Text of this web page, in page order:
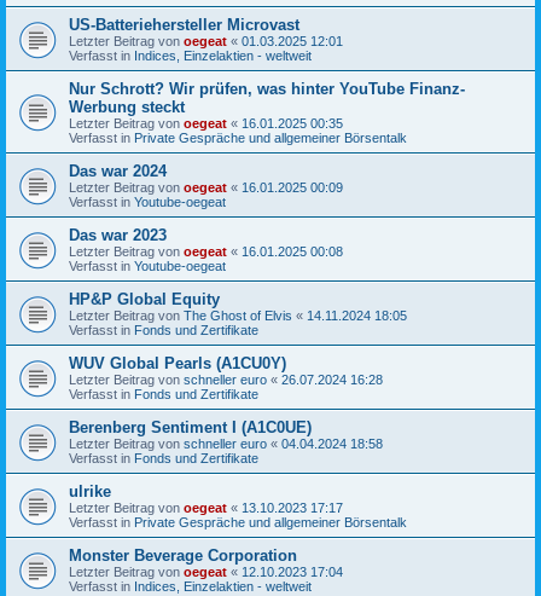
US-Batteriehersteller Microvast
Letzter Beitrag von oegeat « 01.03.2025 12:01
Verfasst in Indices, Einzelaktien - weltweit
Nur Schrott? Wir prüfen, was hinter YouTube Finanz-
Werbung steckt
Letzter Beitrag von oegeat « 16.01.2025 00:35
Verfasst in Private Gespräche und allgemeiner Börsentalk
Das war 2024
Letzter Beitrag von oegeat « 16.01.2025 00:09
Verfasst in Youtube-oegeat
Das war 2023
Letzter Beitrag von oegeat « 16.01.2025 00:08
Verfasst in Youtube-oegeat
HP&P Global Equity
Letzter Beitrag von The Ghost of Elvis « 14.11.2024 18:05
Verfasst in Fonds und Zertifikate
WUV Global Pearls (A1CU0Y)
Letzter Beitrag von schneller euro « 26.07.2024 16:28
Verfasst in Fonds und Zertifikate
Berenberg Sentiment I (A1C0UE)
Letzter Beitrag von schneller euro « 04.04.2024 18:58
Verfasst in Fonds und Zertifikate
ulrike
Letzter Beitrag von oegeat « 13.10.2023 17:17
Verfasst in Private Gespräche und allgemeiner Börsentalk
Monster Beverage Corporation
Letzter Beitrag von oegeat « 12.10.2023 17:04
Verfasst in Indices, Einzelaktien - weltweit